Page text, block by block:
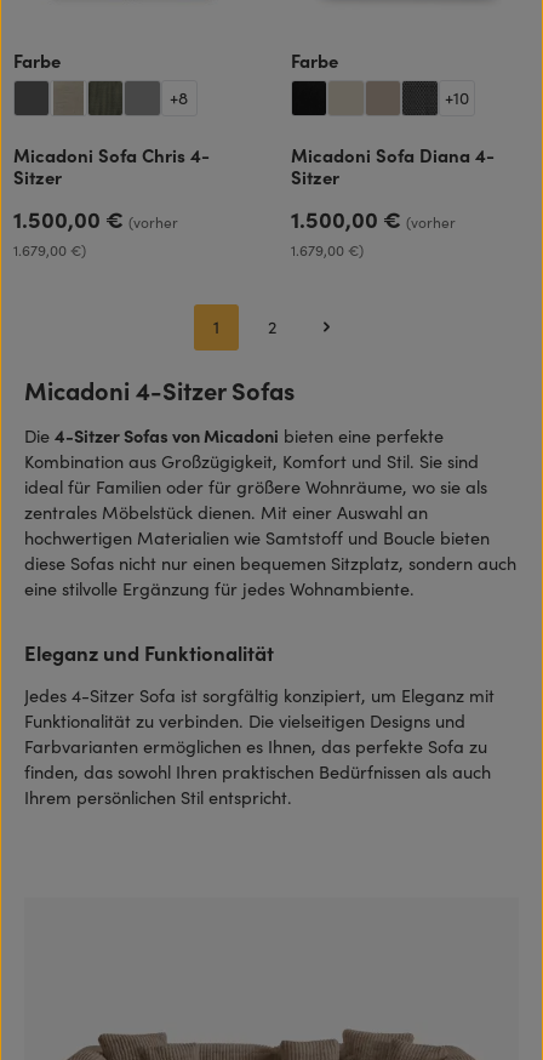
Farbeauswählen
+8
Micadoni Sofa Chris 4-
Sitzer
Regulärer Preis:
1.500,00 €(vorher
1.679,00 €)
Farbeauswählen
+10
Micadoni Sofa Diana 4-
Sitzer
Regulärer Preis:
1.500,00 €(vorher
1.679,00 €)
Seite
1 Seite
2
Micadoni 4-Sitzer Sofas
Die 4-Sitzer Sofas von Micadoni bieten eine perfekte
Kombination aus Großzügigkeit, Komfort und Stil. Sie sind
ideal für Familien oder für größere Wohnräume, wo sie als
zentrales Möbelstück dienen. Mit einer Auswahl an
hochwertigen Materialien wie Samtstoff und Boucle bieten
diese Sofas nicht nur einen bequemen Sitzplatz, sondern auch
eine stilvolle Ergänzung für jedes Wohnambiente.
Eleganz und Funktionalität
Jedes 4-Sitzer Sofa ist sorgfältig konzipiert, um Eleganz mit
Funktionalität zu verbinden. Die vielseitigen Designs und
Farbvarianten ermöglichen es Ihnen, das perfekte Sofa zu
finden, das sowohl Ihren praktischen Bedürfnissen als auch
Ihrem persönlichen Stil entspricht.